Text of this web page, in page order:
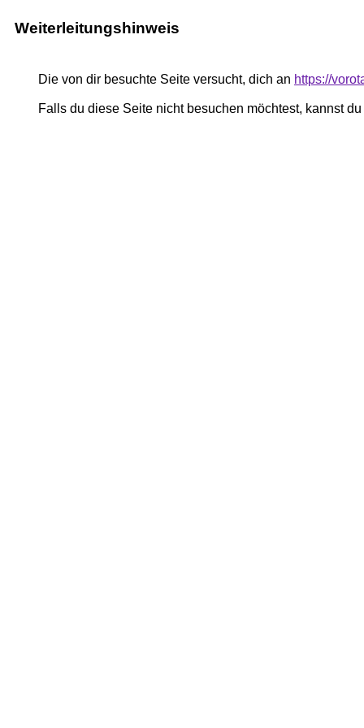
Weiterleitungshinweis
Die von dir besuchte Seite versucht, dich an https://
Falls du diese Seite nicht besuchen möchtest, kannst du